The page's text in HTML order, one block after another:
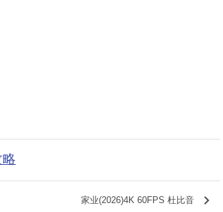
家业(2026)4K 60FPS 杜比音 keyboard_arrow_right